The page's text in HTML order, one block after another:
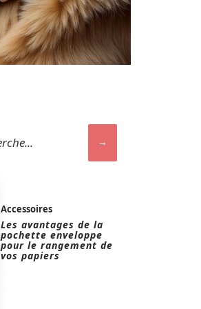
Accessoires
Les avantages de la
pochette enveloppe
pour le rangement de
vos papiers